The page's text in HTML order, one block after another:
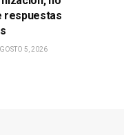
respuestas
5, 2026